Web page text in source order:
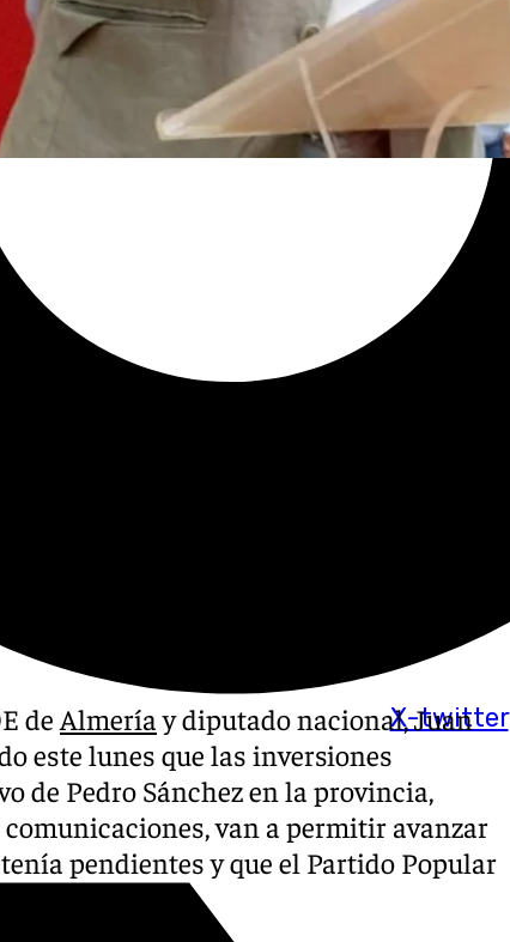
X-twitter
de Almería y diputado nacional, Juan
este lunes que las inversiones
de Pedro Sánchez en la provincia,
comunicaciones, van a permitir avanzar
tenía pendientes y que el Partido Popular